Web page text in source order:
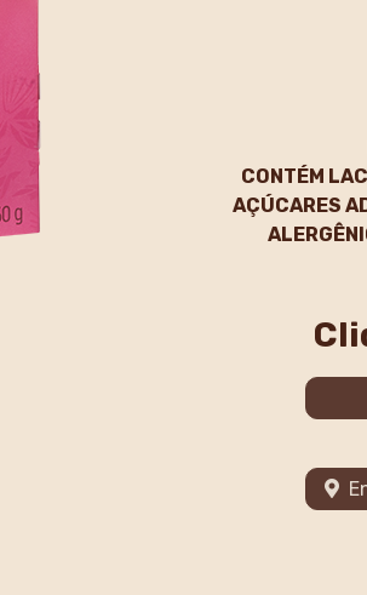
CONTÉM
AÇÚCARES